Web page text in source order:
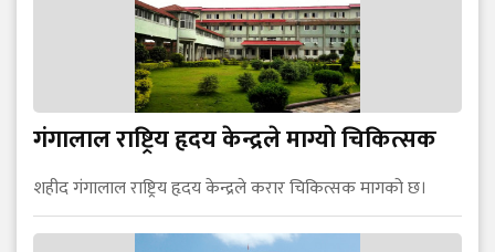
गंगालाल राष्ट्रिय हृदय केन्द्रले माग्यो चिकित्सक
शहीद गंगालाल राष्ट्रिय हृदय केन्द्रले करार चिकित्सक मागको छ।